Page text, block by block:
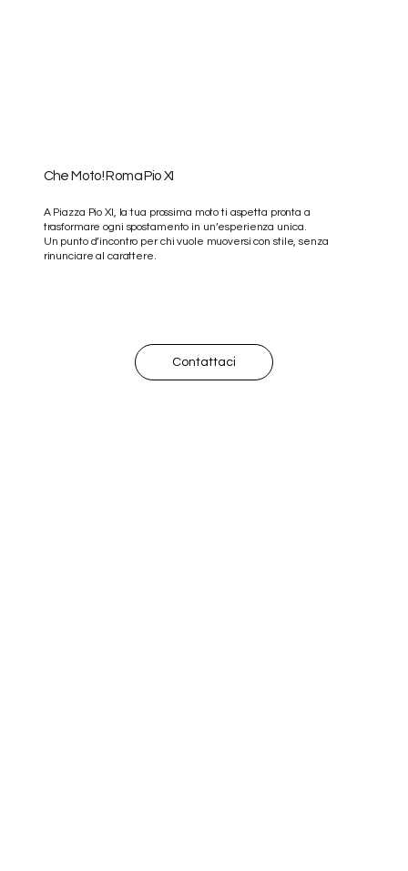
A Piazza Pio XI, la tua prossima moto ti aspetta pronta a
trasformare ogni spostamento in un’esperienza unica.
Un punto d’incontro per chi vuole muoversi con stile, senza
rinunciare al carattere.
Che Moto! Roma Pio XI
Contattaci